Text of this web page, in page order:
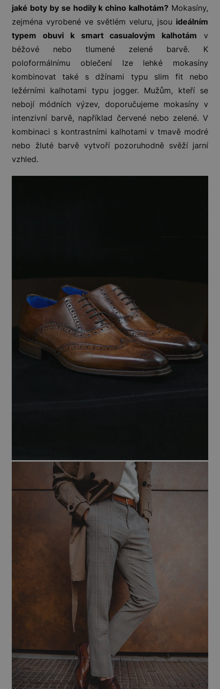
jaké boty by se hodily k chino kalhotám? Mokasíny,
zejména vyrobené ve světlém veluru, jsou ideálním
typem obuvi k smart casualovým kalhotám v
béžové nebo tlumené zelené barvě. K
poloformálnímu oblečení lze lehké mokasíny
kombinovat také s džínami typu slim fit nebo
ležérními kalhotami typu jogger. Mužům, kteří se
nebojí módních výzev, doporučujeme mokasíny v
intenzivní barvě, například červené nebo zelené. V
kombinaci s kontrastními kalhotami v tmavě modré
nebo žluté barvě vytvoří pozoruhodně svěží jarní
vzhled.